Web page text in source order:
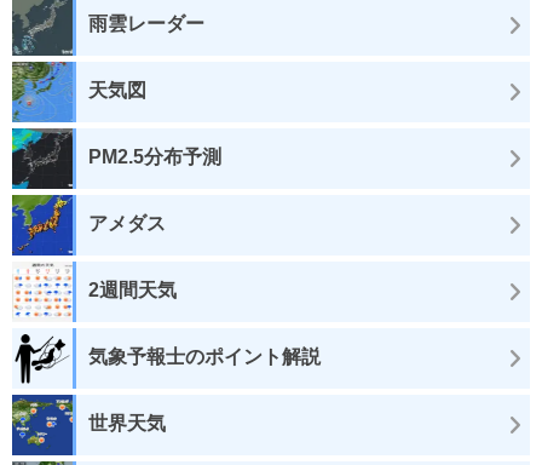
雨雲レーダー
天気図
PM2.5分布予測
アメダス
2週間天気
気象予報士のポイント解説
世界天気